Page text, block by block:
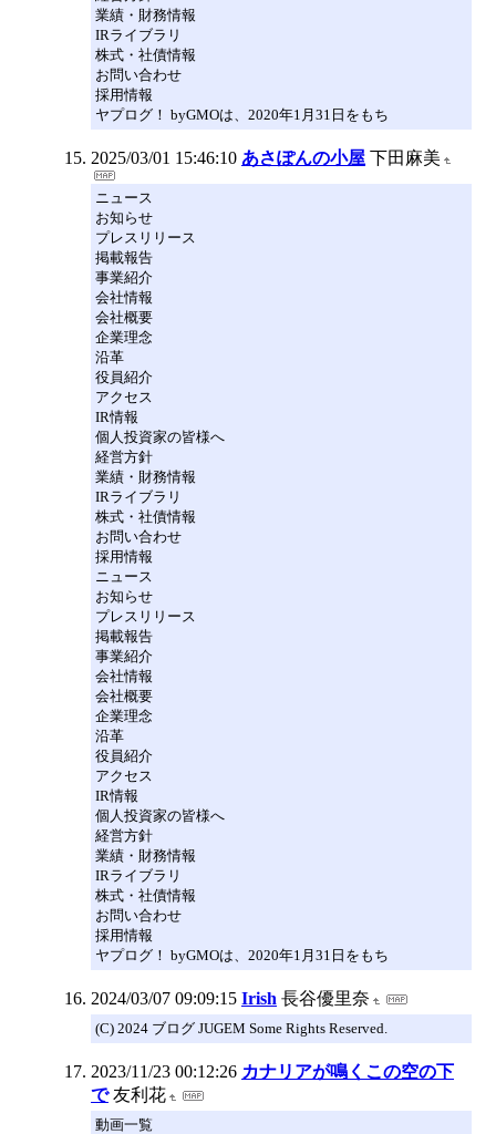
業績・財務情報
IRライブラリ
株式・社債情報
お問い合わせ
採用情報
ヤプログ！ byGMOは、2020年1月31日をもち
2025/03/01 15:46:10 あさぽんの小屋 下田麻美
ニュース
お知らせ
プレスリリース
掲載報告
事業紹介
会社情報
会社概要
企業理念
沿革
役員紹介
アクセス
IR情報
個人投資家の皆様へ
経営方針
業績・財務情報
IRライブラリ
株式・社債情報
お問い合わせ
採用情報
ニュース
お知らせ
プレスリリース
掲載報告
事業紹介
会社情報
会社概要
企業理念
沿革
役員紹介
アクセス
IR情報
個人投資家の皆様へ
経営方針
業績・財務情報
IRライブラリ
株式・社債情報
お問い合わせ
採用情報
ヤプログ！ byGMOは、2020年1月31日をもち
2024/03/07 09:09:15 Irish 長谷優里奈
(C) 2024 ブログ JUGEM Some Rights Reserved.
2023/11/23 00:12:26 カナリアが鳴くこの空の下
で 友利花
動画一覧